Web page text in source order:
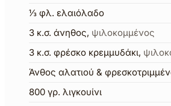
⅓ φλ. ελαιόλαδο
3 κ.σ. άνηθος, ψιλοκομμένος
3 κ.σ. φρέσκο κρεμμυδάκι,
Άνθος αλατιού &
800 γρ. λιγκουίνι